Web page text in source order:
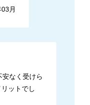
月
なく受けら
ットでし